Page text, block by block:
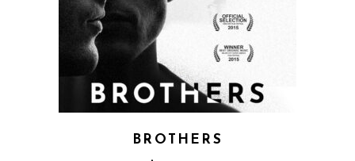
BROTHERS